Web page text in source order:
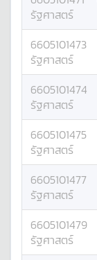
รัฐศาสตร์
6605101473
รัฐศาสตร์
6605101474
รัฐศาสตร์
6605101475
รัฐศาสตร์
6605101477
รัฐศาสตร์
6605101479
รัฐศาสตร์